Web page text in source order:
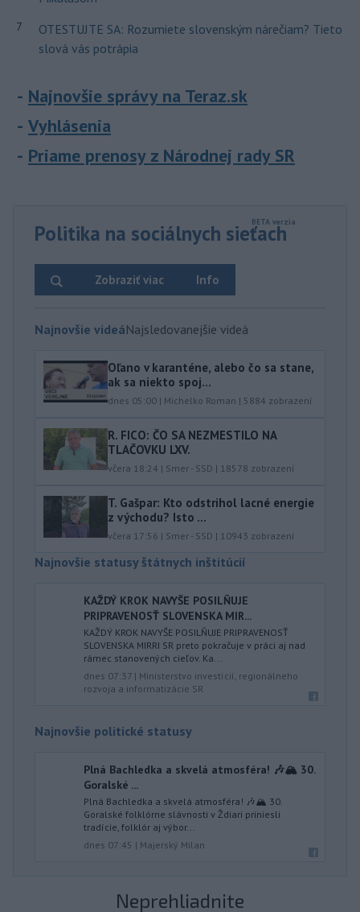
7
OTESTUJTE SA: Rozumiete slovenským nárečiam? Tieto
slová vás potrápia
Najnovšie správy na Teraz.sk
Vyhlásenia
Priame prenosy z Národnej rady SR
Politika na sociálnych sieťach
Info
Zobraziť viac
Najnovšie videáNajsledovanejšie videá
Oľano v karanténe, alebo čo sa stane,
ak sa niekto spoj...
dnes 05:00 | Michelko Roman | 5884 zobrazení
R. FICO: ČO SA NEZMESTILO NA
TLAČOVKU LXV.
včera 18:24 | Smer - SSD | 18578 zobrazení
T. Gašpar: Kto odstrihol lacné energie
z východu? Isto ...
včera 17:56 | Smer - SSD | 10943 zobrazení
Najnovšie statusy štátnych inštitúcií
KAŽDÝ KROK NAVYŠE POSILŇUJE
PRIPRAVENOSŤ SLOVENSKA MIR...
KAŽDÝ KROK NAVYŠE POSILŇUJE PRIPRAVENOSŤ
SLOVENSKA MIRRI SR preto pokračuje v práci aj nad
rámec stanovených cieľov. Ka...
dnes 07:37 | Ministerstvo investícií, regionálneho
rozvoja a informatizácie SR
Najnovšie politické statusy
Plná Bachledka a skvelá atmosféra! 🎶🏔️ 30.
Goralské ...
Plná Bachledka a skvelá atmosféra! 🎶🏔️ 30.
Goralské folklórne slávnosti v Ždiari priniesli
tradície, folklór aj výbor...
dnes 07:45 | Majerský Milan
Neprehliadnite